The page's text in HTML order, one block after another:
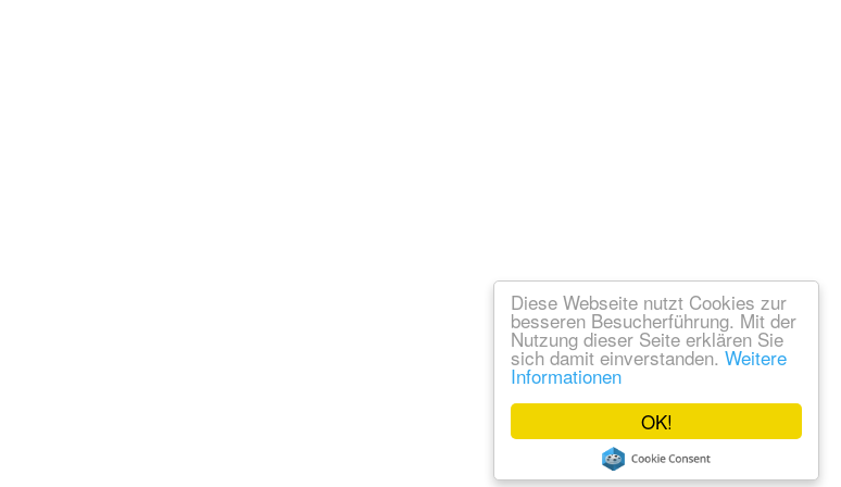
OK!
Diese Webseite nutzt Cookies zur
besseren Besucherführung. Mit der
Nutzung dieser Seite erklären Sie
sich damit einverstanden. Weitere
Informationen